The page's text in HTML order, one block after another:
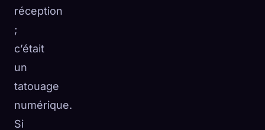
réception
;
c’était
un
tatouage
numérique.
Si
Collection